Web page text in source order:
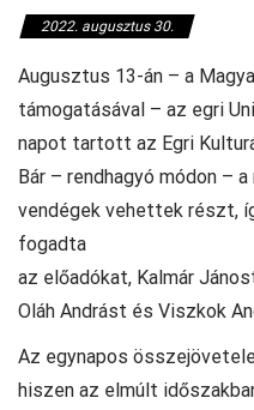
2022. augusztus 30.
Augusztus 13-án – a
támogatásával – az egri
napot tartott az Egri
Bár – rendhagyó módon –
vendégek vehettek részt,
fogadta
az előadókat, Kalmár
Oláh Andrást és Viszkok
Az egynapos
hiszen az elmúlt